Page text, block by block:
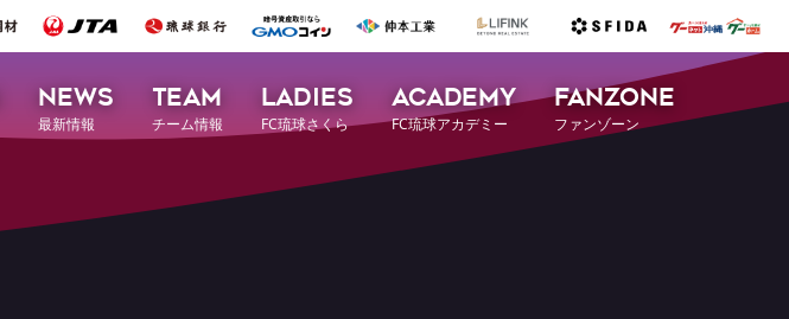
NEWS
最新情報
TEAM
チーム情報
LADIES
FC琉球さくら
ACADEMY
FC琉球アカデミー
FANZONE
ファンゾーン